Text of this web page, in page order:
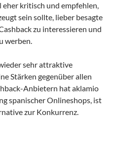
kritisch und empfehlen,
sein sollte, lieber besagte
zu interessieren und
werben.
sehr attraktive
Stärken gegenüber allen
Anbietern hat aklamio
spanischer Onlineshops, ist
zur Konkurrenz.